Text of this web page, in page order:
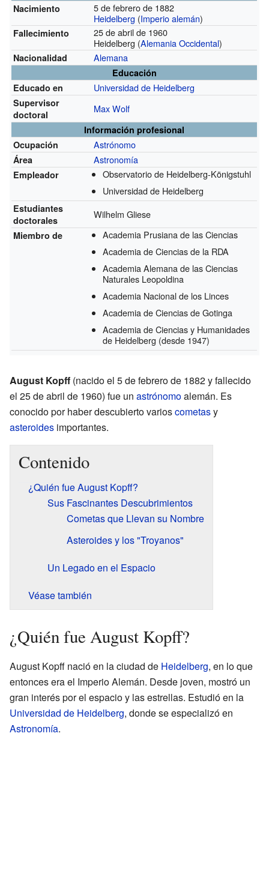
Nacimiento
5 de febrero de 1882
Heidelberg (Imperio alemán)
Fallecimiento
25 de abril de 1960
Heidelberg (Alemania Occidental)
Nacionalidad Alemana
Educación
Educado en
Universidad de Heidelberg
Supervisor
doctoral
Max Wolf
Información profesional
Ocupación
Astrónomo
Área Astronomía
Empleador
Observatorio de Heidelberg-Königstuhl
Universidad de Heidelberg
Estudiantes
doctorales
Wilhelm Gliese
Miembro de
Academia Prusiana de las Ciencias
Academia de Ciencias de la RDA
Academia Alemana de las Ciencias
Naturales Leopoldina
Academia Nacional de los Linces
Academia de Ciencias de Gotinga
Academia de Ciencias y Humanidades
de Heidelberg (desde 1947)
August Kopff (nacido el 5 de febrero de 1882 y fallecido
el 25 de abril de 1960) fue un astrónomoalemán. Es
conocido por haber descubierto varioscometasy
asteroides importantes.
Contenido
¿Quién fue August Kopff?
Sus Fascinantes Descubrimientos
Cometas que Llevan su Nombre
Asteroides y los "Troyanos"
Un Legado en el Espacio
Véase también
¿Quién fue August Kopff?
August Kopff nació en la ciudad de Heidelberg, en lo que
entonces era el Imperio Alemán. Desde joven, mostró un
gran interés por el espacio y las estrellas. Estudió en la
Universidad de Heidelberg, donde se especializó en
Astronomía.